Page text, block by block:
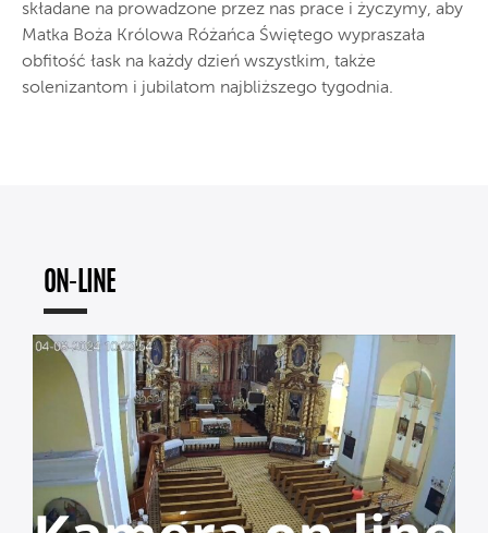
składane na prowadzone przez nas prace i życzymy, aby
Matka Boża Królowa Różańca Świętego wypraszała
obfitość łask na każdy dzień wszystkim, także
solenizantom i jubilatom najbliższego tygodnia.
ON-LINE